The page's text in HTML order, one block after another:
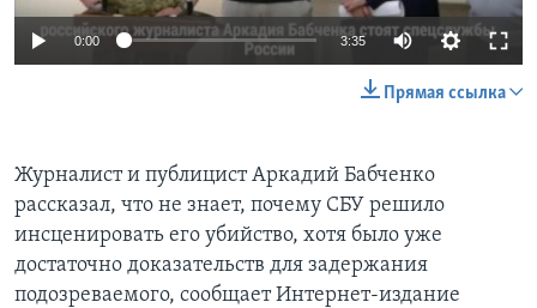
0:00 3:35
Прямая ссылка
Журналист и публицист Аркадий Бабченко
рассказал, что не знает, почему СБУ решило
инсценировать его убийство, хотя было уже
достаточно доказательств для задержания
подозреваемого, сообщает Интернет-издание